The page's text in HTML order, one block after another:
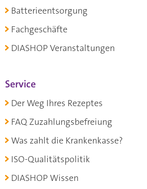
Batterieentsorgung
Fachgeschäfte
DIASHOP Veranstaltungen
Service
Der Weg Ihres Rezeptes
FAQ Zuzahlungsbefreiung
Was zahlt die Krankenkasse?
ISO-Qualitätspolitik
DIASHOP Wissen